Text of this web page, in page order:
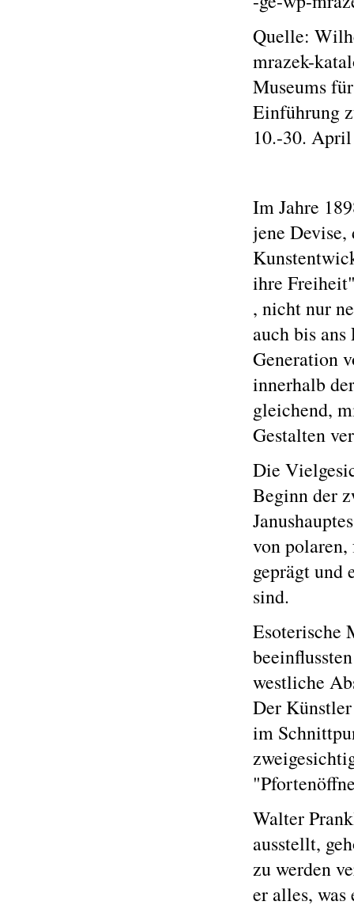
Quelle:
mrazek-
Museums
Einführung
10.-30.
Im Jahre
jene Devise,
ihre
, nicht nur
auch bis
Generation
innerhalb
gleichend,
Gestalten
Die
Beginn der
von
geprägt und
sind.
Esoterische
westliche
Der
im
Walter
ausstellt,
zu werden
er alles,